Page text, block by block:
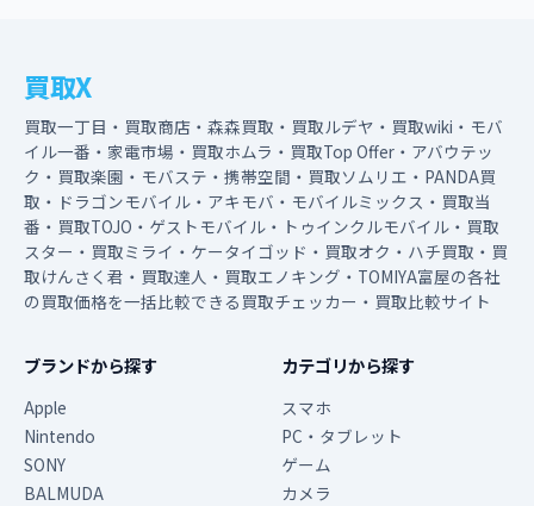
買取X
買取一丁目・買取商店・森森買取・買取ルデヤ・買取wiki・モバ
イル一番・家電市場・買取ホムラ・買取Top Offer・アバウテッ
ク・買取楽園・モバステ・携帯空間・買取ソムリエ・PANDA買
取・ドラゴンモバイル・アキモバ・モバイルミックス・買取当
番・買取TOJO・ゲストモバイル・トゥインクルモバイル・買取
スター・買取ミライ・ケータイゴッド・買取オク・ハチ買取・買
取けんさく君・買取達人・買取エノキング・TOMIYA富屋の各社
の買取価格を一括比較できる買取チェッカー・買取比較サイト
ブランドから探す
Apple
Nintendo
SONY
BALMUDA
カテゴリから探す
スマホ
PC・タブレット
ゲーム
カメラ